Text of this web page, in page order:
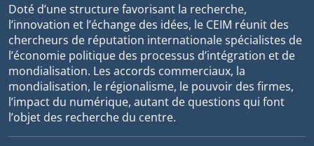
Doté d’une structure favorisant la recherche,
l’innovation et l’échange des idées, le CEIM réunit des
chercheurs de réputation internationale spécialistes de
l’économie politique des processus d’intégration et de
mondialisation. Les accords commerciaux, la
mondialisation, le régionalisme, le pouvoir des firmes,
l’impact du numérique, autant de questions qui font
l’objet des recherche du centre.